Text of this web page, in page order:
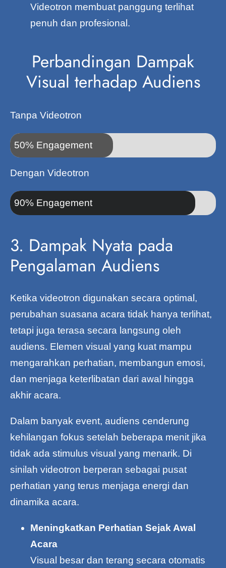
Videotron membuat panggung terlihat
penuh dan profesional.
Perbandingan Dampak
Visual terhadap Audiens
Tanpa Videotron
50% Engagement
Dengan Videotron
90% Engagement
3. Dampak Nyata pada
Pengalaman Audiens
Ketika videotron digunakan secara optimal,
perubahan suasana acara tidak hanya terlihat,
tetapi juga terasa secara langsung oleh
audiens. Elemen visual yang kuat mampu
mengarahkan perhatian, membangun emosi,
dan menjaga keterlibatan dari awal hingga
akhir acara.
Dalam banyak event, audiens cenderung
kehilangan fokus setelah beberapa menit jika
tidak ada stimulus visual yang menarik. Di
sinilah videotron berperan sebagai pusat
perhatian yang terus menjaga energi dan
dinamika acara.
Meningkatkan Perhatian Sejak Awal
Acara
Visual besar dan terang secara otomatis